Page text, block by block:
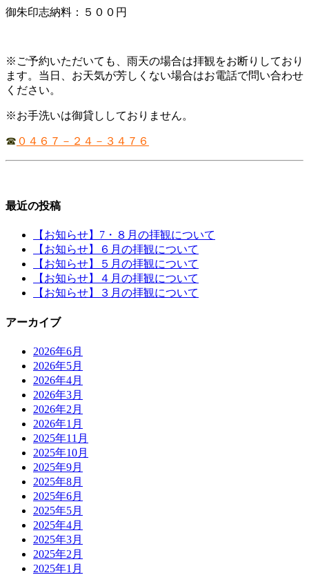
御朱印志納料：５００円
※ご予約いただいても、雨天の場合は拝観をお断りしており
ます。当日、お天気が芳しくない場合はお電話で問い合わせ
ください。
※お手洗いは御貸ししておりません。
☎ ０４６７－２４－３４７６
最近の投稿
【お知らせ】7・８月の拝観について
【お知らせ】６月の拝観について
【お知らせ】５月の拝観について
【お知らせ】４月の拝観について
【お知らせ】３月の拝観について
アーカイブ
2026年6月
2026年5月
2026年4月
2026年3月
2026年2月
2026年1月
2025年11月
2025年10月
2025年9月
2025年8月
2025年6月
2025年5月
2025年4月
2025年3月
2025年2月
2025年1月